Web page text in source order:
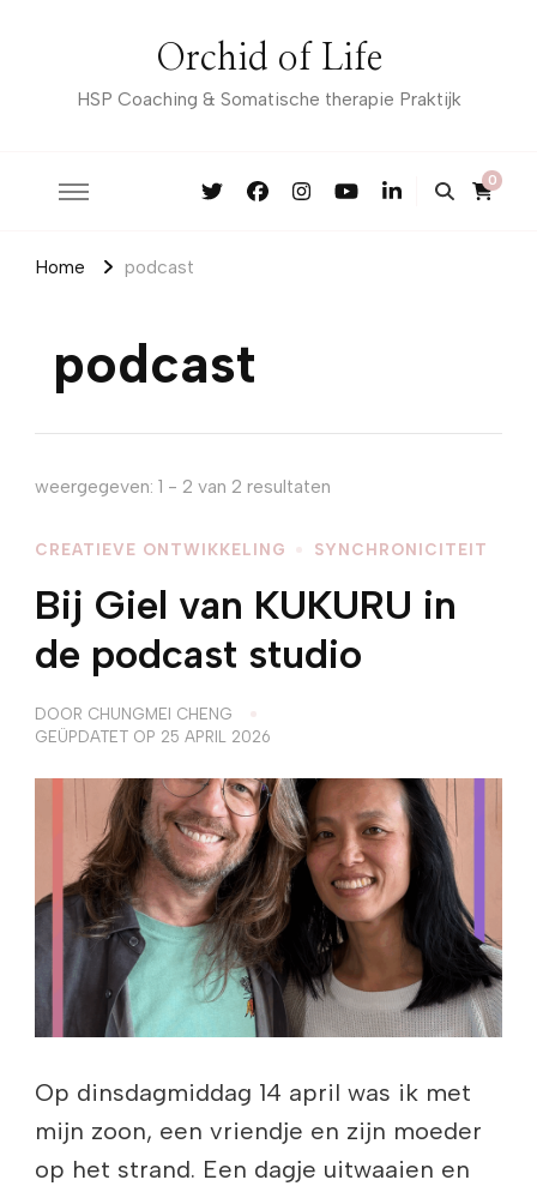
Orchid of Life
HSP Coaching & Somatische therapie Praktijk
0
Home podcast
podcast
weergegeven: 1 - 2 van 2 resultaten
CREATIEVE ONTWIKKELING SYNCHRONICITEIT
Bij Giel van KUKURU in
de podcast studio
DOOR CHUNGMEI CHENG
GEÜPDATET OP 25 APRIL 2026
Op dinsdagmiddag 14 april was ik met
mijn zoon, een vriendje en zijn moeder
op het strand. Een dagje uitwaaien en